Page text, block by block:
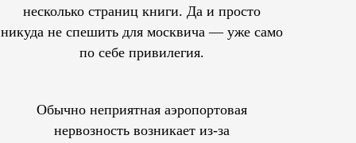
несколько страниц книги. Да и просто
никуда не спешить для москвича — уже само
по себе привилегия.
Обычно неприятная аэропортовая
нервозность возникает из-за